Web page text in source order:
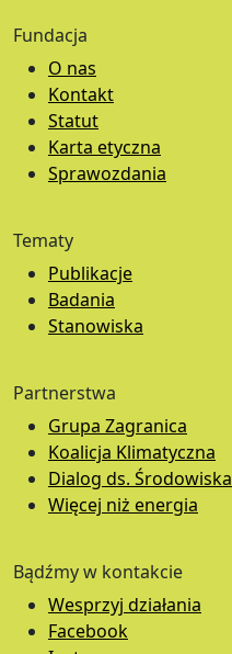
Fundacja
O nas
Kontakt
Statut
Karta etyczna
Sprawozdania
Tematy
Publikacje
Badania
Stanowiska
Partnerstwa
Grupa Zagranica
Koalicja Klimatyczna
Dialog ds. Środowiska
Więcej niż energia
Bądźmy w kontakcie
Wesprzyj działania
Facebook